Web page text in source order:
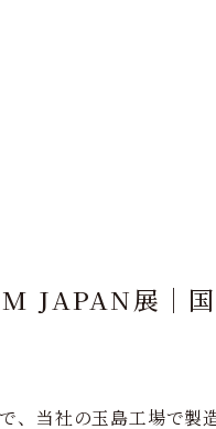
JAPAN展｜国
当社の玉島工場で製